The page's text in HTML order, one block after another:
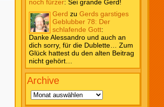
noch fürzer:Sei grande Gerd!
Gerd zuGerds garstiges
Geblubber 78: Der
schlafende Gott:
Danke Alessandro und auch an
dich sorry, für die Dublette… Zum
Glück hattest du den alten Beitrag
nicht gehört…
Archive